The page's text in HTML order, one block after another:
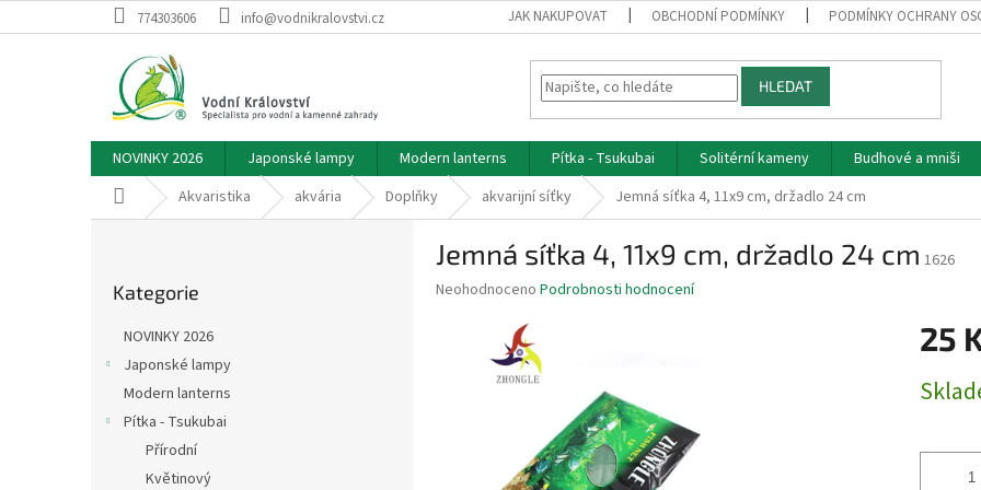
na
774303606 info@vodnikralovstvi.cz JAK NAKUPOVAT OBCHODNÍ PODMÍNKY PODMÍNKY OCHRANY
HLEDAT
NOVINKY 2026 Japonské lampy Modern lanterns Pítka - Tsukubai Solitérní kameny Budhové a mniši
Domů Akvaristika akvária Doplňky akvarijní síťky Jemná síťka 4, 11x9 cm, držadlo 24 cm
kategorie
Kategorie
NOVINKY 2026
Japonské lampy
Modern lanterns
Pítka - Tsukubai
Přírodní
Květinový
Jemná síťka 4, 11x9 cm, držadlo 24 cm 1626
Průměrné
Neohodnoceno Podrobnosti hodnocení
25
cena: